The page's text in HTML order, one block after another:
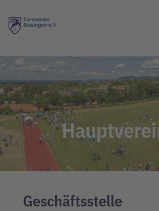
Geschäftsstelle